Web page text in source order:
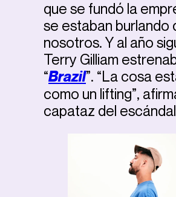
que se fundó la
se estaban burlando
nosotros. Y al año
Terry Gilliam
“Brazil”. “La cosa
como un lifting”,
capataz del